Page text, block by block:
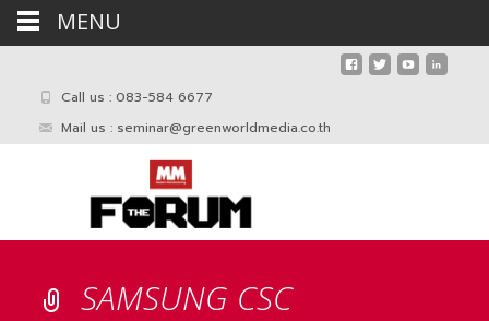
Call us : 083-584 6677
Mail us : seminar@greenworldmedia.co.th
SAMSUNG CSC
MENU